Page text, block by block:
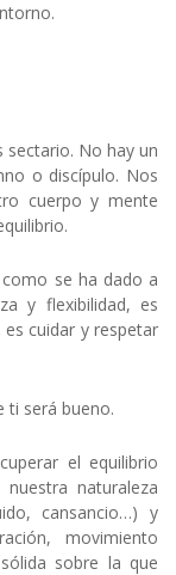
sectario. No hay un
o discípulo. Nos
cuerpo y mente
se ha dado a
y flexibilidad, es
cuidar y respetar
ti será bueno.
el equilibrio
naturaleza
cansancio…) y
movimiento
sobre la que